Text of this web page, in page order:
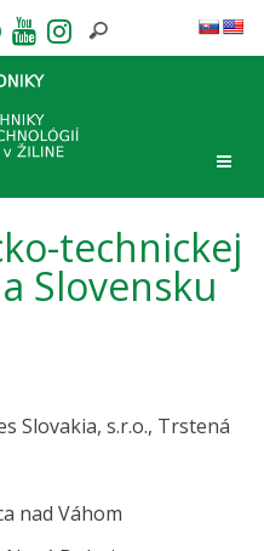
technickej
Slovensku
Slovakia, s.r.o., Trstená
nad Váhom